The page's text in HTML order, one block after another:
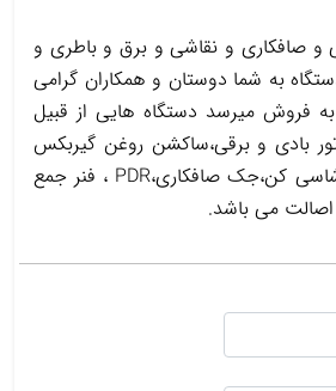
و صافکاری و نقاشی و برق و باطری و
به شما دوستان و همکاران گرامی
فروش میرسد دستگاه هایی از قبیل
بادی و برقی،ساکشن روغن گیربکس
،ساکشن روغن ترمز،گریس پمپ ،واسکازین پمپ ، ساکشن روغن هیدرولیک ،بکس بادی،جک سوسماری،جک شاسی کن،جک صافکاری،PDR ، فنر جمع
اصالت می باشد.